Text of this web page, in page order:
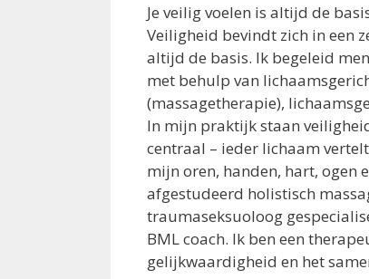
Je veilig voelen is altijd de
Veiligheid bevindt zich in een
altijd de basis. Ik begeleid
met behulp van
(massagetherapie),
In mijn praktijk staan
centraal – ieder lichaam
mijn oren, handen, hart, ogen
afgestudeerd holistisch
traumaseksuoloog
BML coach. Ik ben een
gelijkwaardigheid en het